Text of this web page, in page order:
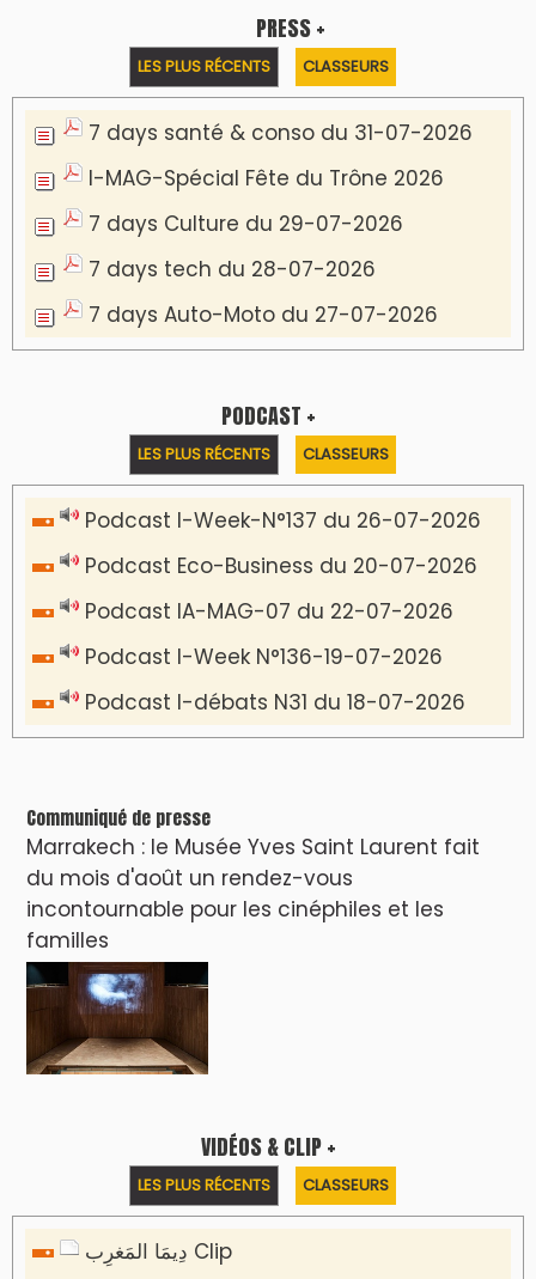
Podcast Eco-Business du 20-07-2026
Podcast IA-MAG-07 du 22-07-2026
Podcast I-Week N°136-19-07-2026
Podcast I-débats N31 du 18-07-2026
Communiqué de presse
Marrakech : le Musée Yves Saint Laurent fait
du mois d'août un rendez-vous
VIDÉOS & CLIP +
LES PLUS RÉCENTS CLASSEURS
دِيمَا المَغرِب Clip
🎵Bulldozer Blues
Clip : 🎵 LE BLUES DE L'IA
🎵 Ormuzera bien, qui ormuzera le
dernier
Reportages
Nizar Baraka préside à Marrakech une
l’équité territoriale